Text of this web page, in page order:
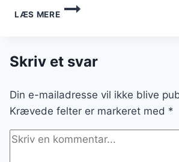
LÆS MERE
PANCETTA
TIL
MED
OLIVEN
Skriv et svar
Din e-mailadresse vil ikke blive
Krævede felter er markeret med *